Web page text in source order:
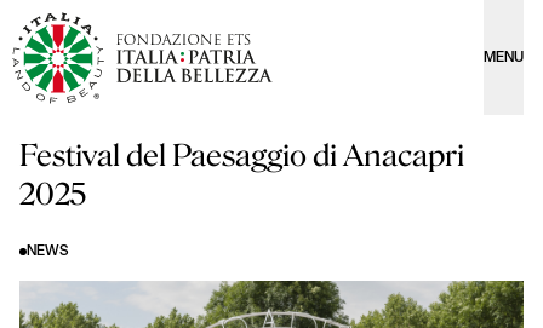
MENU
Festival del Paesaggio di Anacapri
2025
NEWS